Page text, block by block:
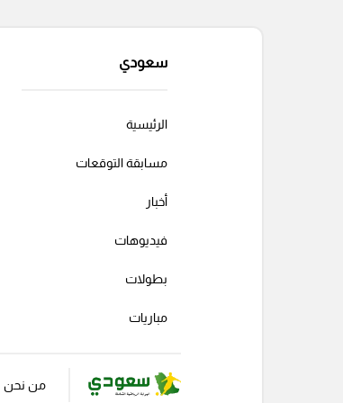
سعودي
الرئيسية
مسابقة التوقعات
أخبار
فيديوهات
بطولات
مباريات
من نحن